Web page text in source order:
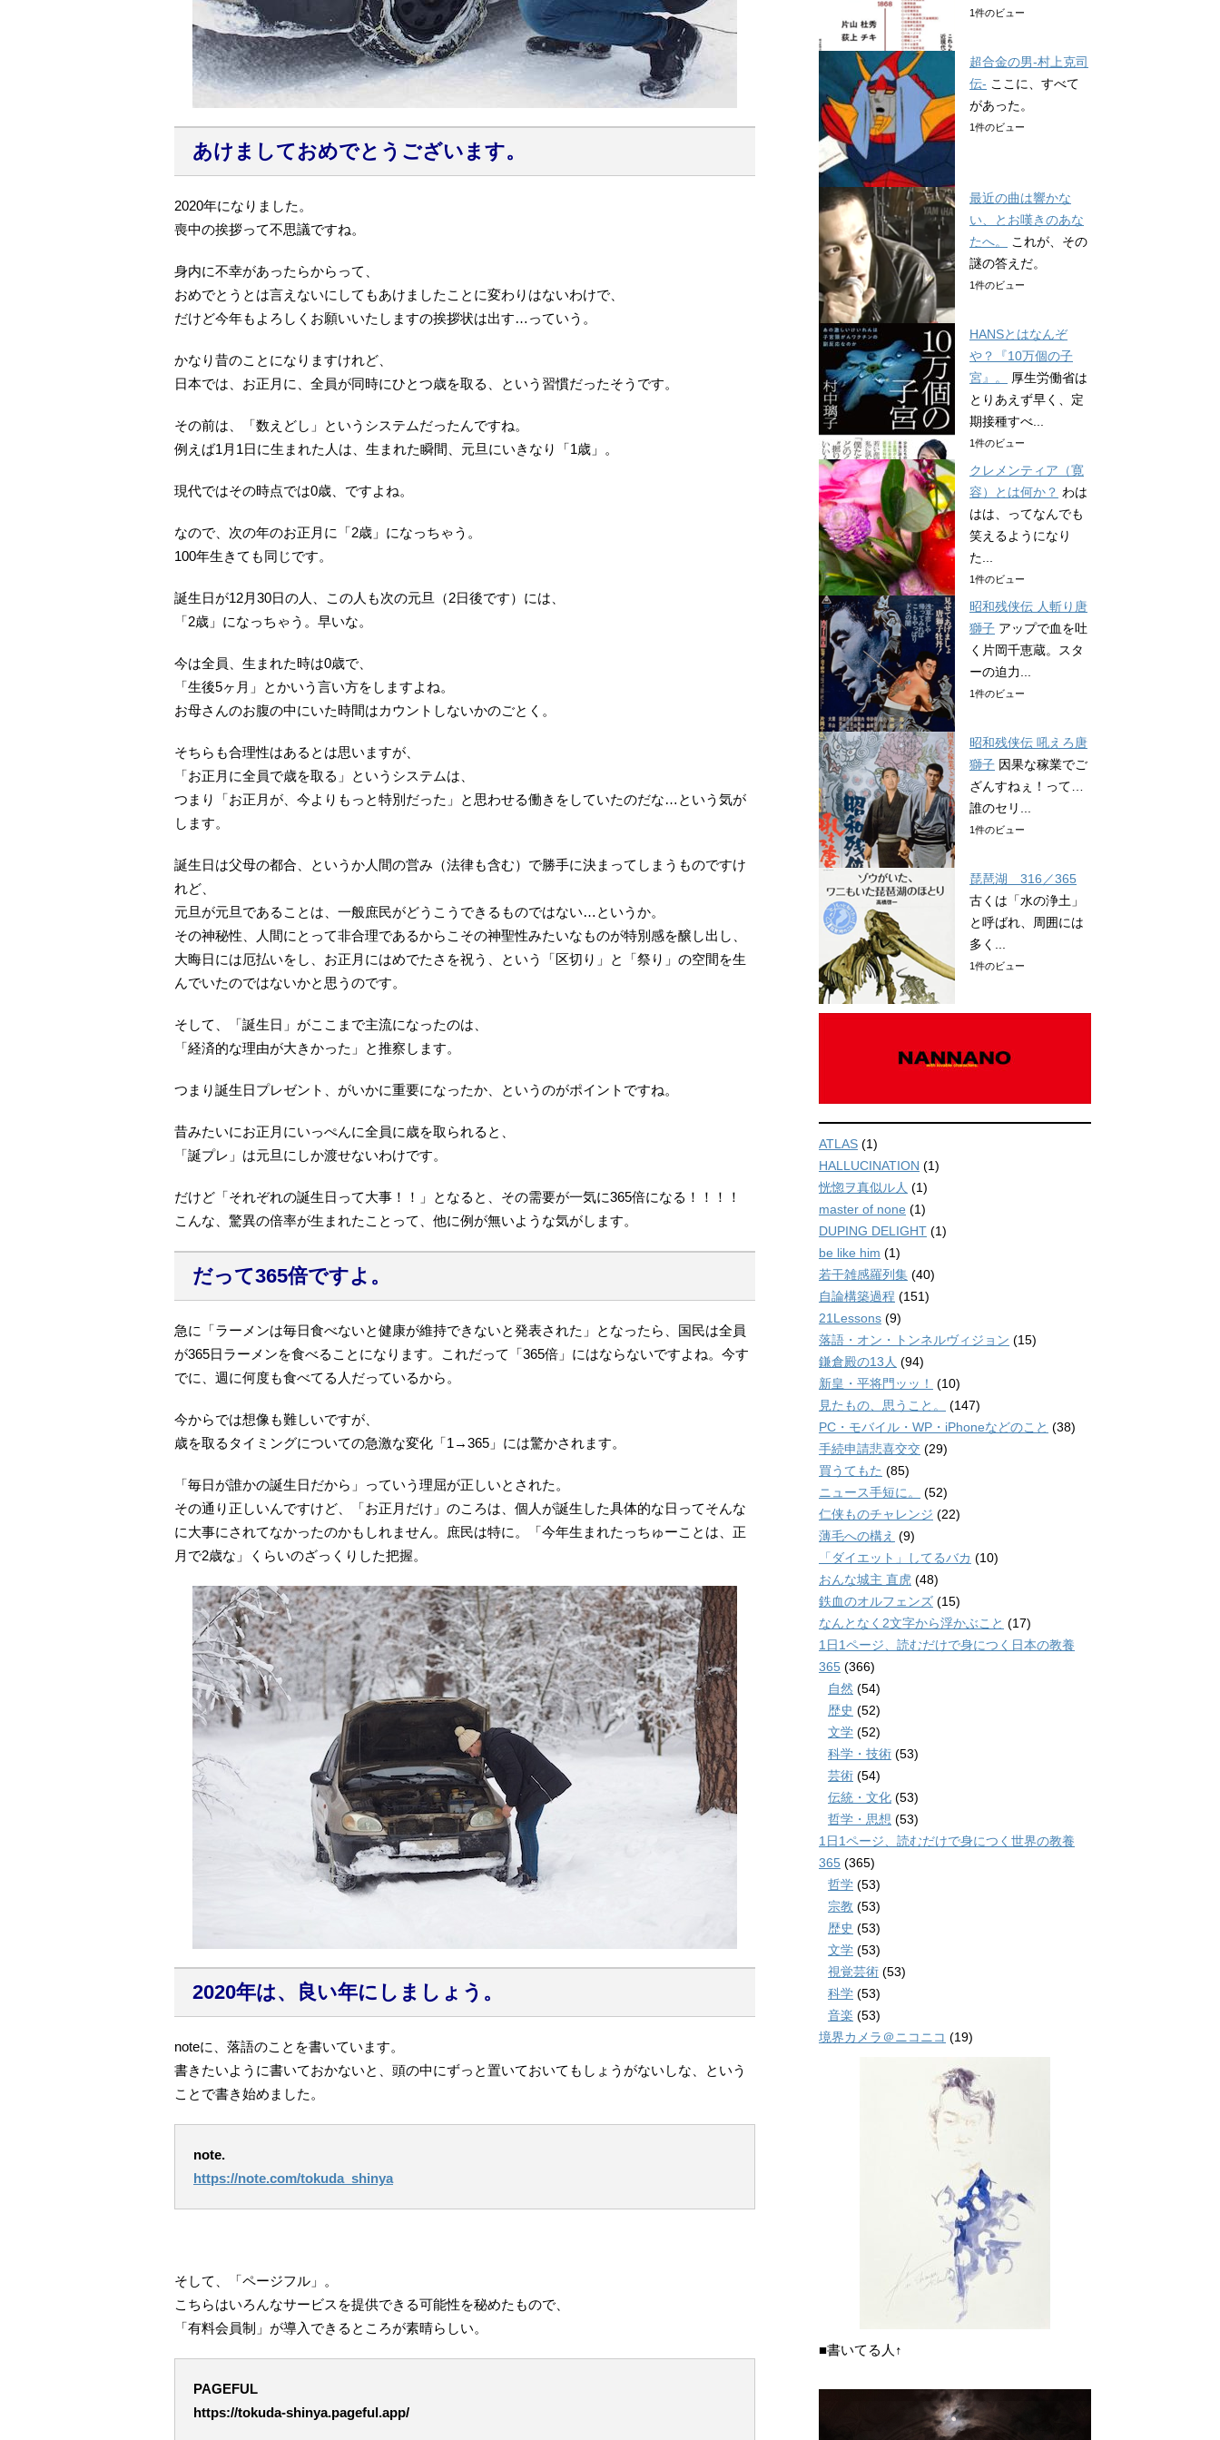
あけましておめでとうございます。
2020年になりました。
喪中の挨拶って不思議ですね。
身内に不幸があったらからって、
おめでとうとは言えないにしてもあけましたことに変わりはないわけで、
だけど今年もよろしくお願いいたしますの挨拶状は出す…っていう。
かなり昔のことになりますけれど、
日本では、お正月に、全員が同時にひとつ歳を取る、という習慣だったそうです。
その前は、「数えどし」というシステムだったんですね。
例えば1月1日に生まれた人は、生まれた瞬間、元旦にいきなり「1歳」。
現代ではその時点では0歳、ですよね。
なので、次の年のお正月に「2歳」になっちゃう。
100年生きても同じです。
誕生日が12月30日の人、この人も次の元旦（2日後です）には、
「2歳」になっちゃう。早いな。
今は全員、生まれた時は0歳で、
「生後5ヶ月」とかいう言い方をしますよね。
お母さんのお腹の中にいた時間はカウントしないかのごとく。
そちらも合理性はあるとは思いますが、
「お正月に全員で歳を取る」というシステムは、
つまり「お正月が、今よりもっと特別だった」と思わせる働きをしていたのだな…という気が
します。
誕生日は父母の都合、というか人間の営み（法律も含む）で勝手に決まってしまうものですけ
れど、
元旦が元旦であることは、一般庶民がどうこうできるものではない…というか。
その神秘性、人間にとって非合理であるからこその神聖性みたいなものが特別感を醸し出し、
大晦日には厄払いをし、お正月にはめでたさを祝う、という「区切り」と「祭り」の空間を生
んでいたのではないかと思うのです。
そして、「誕生日」がここまで主流になったのは、
「経済的な理由が大きかった」と推察します。
つまり誕生日プレゼント、がいかに重要になったか、というのがポイントですね。
昔みたいにお正月にいっぺんに全員に歳を取られると、
「誕プレ」は元旦にしか渡せないわけです。
だけど「それぞれの誕生日って大事！！」となると、その需要が一気に365倍になる！！！！
こんな、驚異の倍率が生まれたことって、他に例が無いような気がします。
だって365倍ですよ。
急に「ラーメンは毎日食べないと健康が維持できないと発表された」となったら、国民は全員
が365日ラーメンを食べることになります。これだって「365倍」にはならないですよね。今す
でに、週に何度も食べてる人だっているから。
今からでは想像も難しいですが、
歳を取るタイミングについての急激な変化「1→365」には驚かされます。
「毎日が誰かの誕生日だから」っていう理屈が正しいとされた。
その通り正しいんですけど、「お正月だけ」のころは、個人が誕生した具体的な日ってそんな
に大事にされてなかったのかもしれません。庶民は特に。「今年生まれたっちゅーことは、正
月で2歳な」くらいのざっくりした把握。
2020年は、良い年にしましょう。
noteに、落語のことを書いています。
書きたいように書いておかないと、頭の中にずっと置いておいてもしょうがないしな、という
ことで書き始めました。
note.
https://note.com/tokuda_shinya
そして、「ページフル」。
こちらはいろんなサービスを提供できる可能性を秘めたもので、
「有料会員制」が導入できるところが素晴らしい。
PAGEFUL
https://tokuda-shinya.pageful.app/
1件のビュー
超合金の男-村上克司
伝- ここに、すべて
があった。
1件のビュー
最近の曲は響かな
い、とお嘆きのあな
たへ。
これが、その
謎の答えだ。
1件のビュー
HANSとはなんぞ
や？『10万個の子
宮』。
厚生労働省は
とりあえず早く、定
期接種すべ...
1件のビュー
クレメンティア（寛
容）とは何か？ わは
はは、ってなんでも
笑えるようになり
た...
1件のビュー
昭和残侠伝 人斬り唐
獅子 アップで血を吐
く片岡千恵蔵。スタ
ーの迫力...
1件のビュー
昭和残侠伝 吼えろ唐
獅子 因果な稼業でご
ざんすねぇ！って…
誰のセリ...
1件のビュー
琵琶湖 316／365
古くは「水の浄土」
と呼ばれ、周囲には
多く...
1件のビュー
ATLAS (1)
HALLUCINATION (1)
恍惚ヲ真似ル人 (1)
master of none (1)
DUPING DELIGHT (1)
be like him (1)
若干雑感羅列集 (40)
自論構築過程 (151)
21Lessons (9)
落語・オン・トンネルヴィジョン (15)
鎌倉殿の13人 (94)
新皇・平将門ッッ！
(10)
見たもの、思うこと。
(147)
PC・モバイル・WP・iPhoneなどのこと (38)
手続申請悲喜交交 (29)
買うてもた (85)
ニュース手短に。
(52)
仁侠ものチャレンジ (22)
薄毛への構え (9)
「ダイエット」してるバカ (10)
おんな城主 直虎 (48)
鉄血のオルフェンズ (15)
なんとなく2文字から浮かぶこと (17)
1日1ページ、読むだけで身につく日本の教養
365 (366)
自然 (54)
歴史 (52)
文学 (52)
科学・技術 (53)
芸術 (54)
伝統・文化 (53)
哲学・思想 (53)
1日1ページ、読むだけで身につく世界の教養
365 (365)
哲学 (53)
宗教 (53)
歴史 (53)
文学 (53)
視覚芸術 (53)
科学 (53)
音楽 (53)
境界カメラ＠ニコニコ (19)
■書いてる人↑